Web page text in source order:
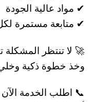
✔ مواد عالية الجودة
✔ متابعة مستمرة
🚀 لا تنتظر المشكلة
وخذ خطوة ذكية
📞 اطلب الخدمة